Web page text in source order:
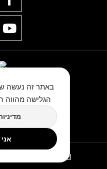
כתבו
Rights Reserved
באתר זה נעשה
הגלישה מהווה